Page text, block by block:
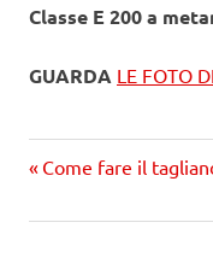
Classe E 200 a
GUARDA LE FOTO
articoli
Precedente
Come fare il